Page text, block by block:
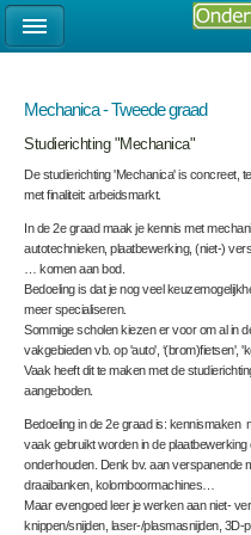
Mechanica - Tweede graad
Studierichting "Mechanica"
De studierichting 'Mechanica' is concreet,
met finaliteit: arbeidsmarkt.
In de 2e graad maak je kennis met
autotechnieken, plaatbewerking, (niet-)
… komen aan bod.
Bedoeling is dat je nog veel
meer specialiseren.
Sommige scholen kiezen er voor om al in
vakgebieden vb. op 'auto', ‘(brom)fietsen',
Vaak heeft dit te maken met de
aangeboden.
Bedoeling in de 2e graad is: kennismaken
vaak gebruikt worden in de
onderhouden. Denk bv. aan verspanende
draaibanken, kolomboormachines…
Maar evengoed leer je werken aan niet-
knippen/snijden, laser-/plasmasnijden,